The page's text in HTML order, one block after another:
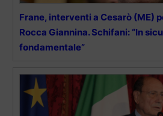
Frane, interventi a Cesarò (ME)
Rocca Giannina. Schifani: “In
fondamentale”